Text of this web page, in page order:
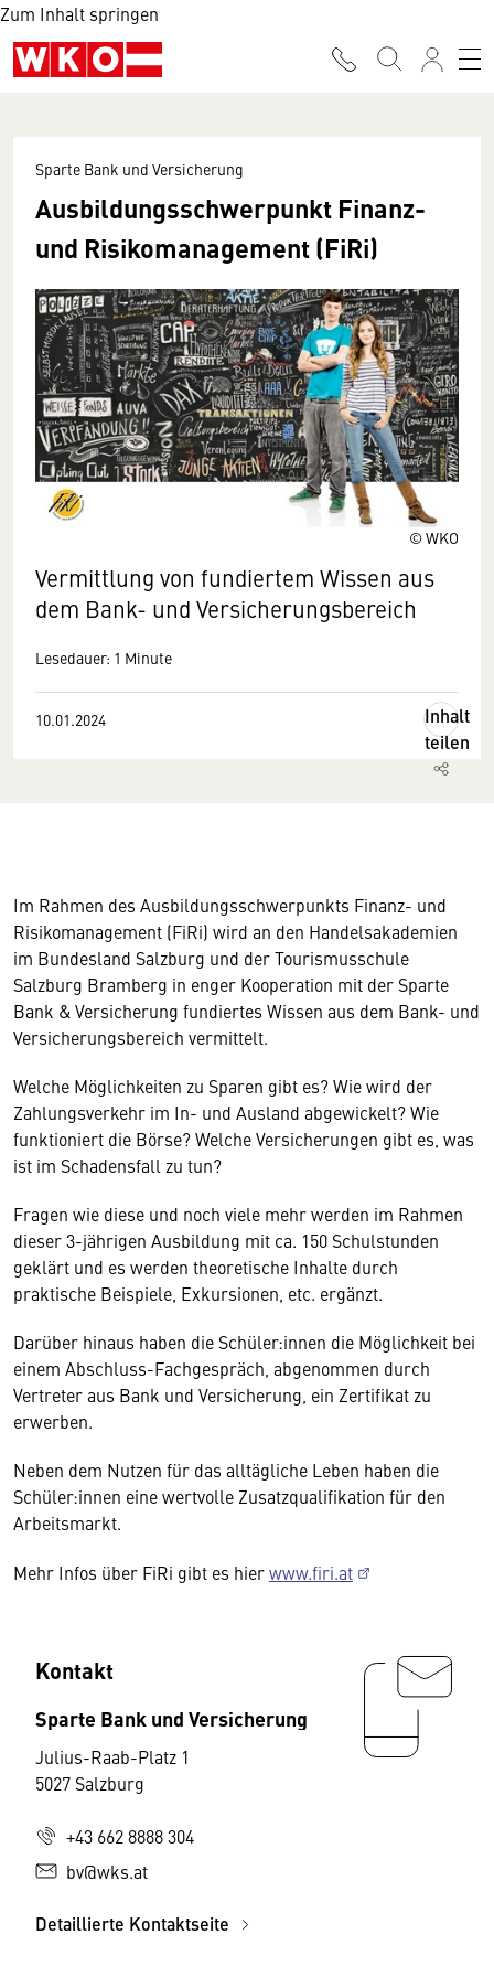
Zum Inhalt springen
© WKO
Sparte Bank und Versicherung
Ausbildungsschwerpunkt Finanz-
und Risikomanagement (FiRi)
Vermittlung von fundiertem Wissen aus
dem Bank- und Versicherungsbereich
Lesedauer: 1 Minute
10.01.2024
Inhalt
teilen
Im Rahmen des Ausbildungsschwerpunkts Finanz- und
Risikomanagement (FiRi) wird an den Handelsakademien
im Bundesland Salzburg und der Tourismusschule
Salzburg Bramberg in enger Kooperation mit der Sparte
Bank & Versicherung fundiertes Wissen aus dem Bank- und
Versicherungsbereich vermittelt.
Welche Möglichkeiten zu Sparen gibt es? Wie wird der
Zahlungsverkehr im In- und Ausland abgewickelt? Wie
funktioniert die Börse? Welche Versicherungen gibt es, was
ist im Schadensfall zu tun?
Fragen wie diese und noch viele mehr werden im Rahmen
dieser 3-jährigen Ausbildung mit ca. 150 Schulstunden
geklärt und es werden theoretische Inhalte durch
praktische Beispiele, Exkursionen, etc. ergänzt.
Darüber hinaus haben die Schüler:innen die Möglichkeit bei
einem Abschluss-Fachgespräch, abgenommen durch
Vertreter aus Bank und Versicherung, ein Zertifikat zu
erwerben.
Neben dem Nutzen für das alltägliche Leben haben die
Schüler:innen eine wertvolle Zusatzqualifikation für den
Arbeitsmarkt.
Mehr Infos über FiRi gibt es hierwww.firi.at
Kontakt
Sparte Bank und Versicherung
Julius-Raab-Platz 1
5027 Salzburg
+43 662 8888 304
bv@wks.at
Detaillierte Kontaktseite